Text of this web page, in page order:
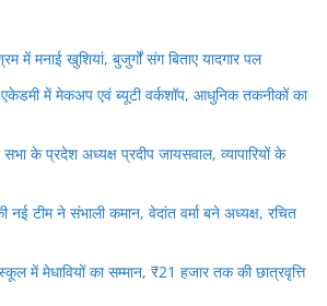
में मनाई खुशियां, बुजुर्गों संग बिताए यादगार पल
में मेकअप एवं ब्यूटी वर्कशॉप, आधुनिक तकनीकों का
के प्रदेश अध्यक्ष प्रदीप जायसवाल, व्यापारियों के
टीम ने संभाली कमान, वेदांत वर्मा बने अध्यक्ष, रचित
में मेधावियों का सम्मान, ₹21 हजार तक की छात्रवृत्ति